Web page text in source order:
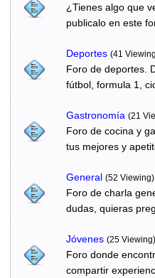
¿Tienes algo que
publicalo en este
Deportes (41
Foro de deportes.
fútbol, formula 1,
Gastronomí­a (21
Foro de cocina y
tus mejores y
General (52 Viewing)
Foro de charla
dudas, quieras
Jóvenes (25 Viewing)
Foro donde
compartir